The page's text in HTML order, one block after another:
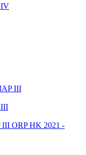
IV
III
III
III ORP HK 2021 -